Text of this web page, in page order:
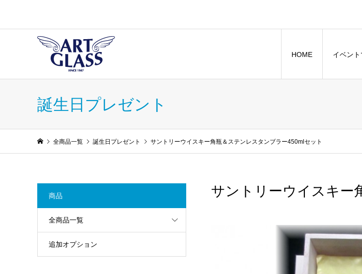
HOME イベン
誕生日プレゼント
全商品一覧 誕生日プレゼント サントリーウイスキー角瓶＆ステンレスタンブラー450mlセット
サントリーウイスキー
商品
全商品一覧
追加オプション